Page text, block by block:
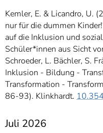
Kemler, E. & Licandro, U.
nur für die dummen
auf die Inklusion und
Schüler*innen aus Sicht
Schroeder, L. Bächler, S.
Inklusion - Bildung -
Transformation -
86-93). Klinkhardt.
Juli 2026